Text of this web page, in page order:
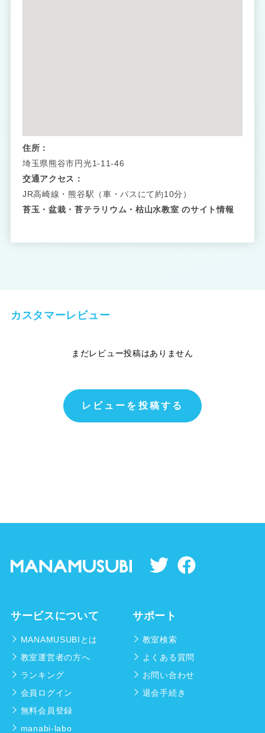
住所：
埼玉県熊谷市円光1-11-46
交通アクセス：
JR高崎線・熊谷駅（車・バスにて約10分）
苔玉・盆栽・苔テラリウム・枯山水教室 のサイト情報
カスタマーレビュー
まだレビュー投稿はありません
レビューを投稿する
サービスについて
MANAMUSUBIとは
教室運営者の方へ
ランキング
会員ログイン
無料会員登録
manabi-labo
サポート
教室検索
よくある質問
お問い合わせ
退会手続き